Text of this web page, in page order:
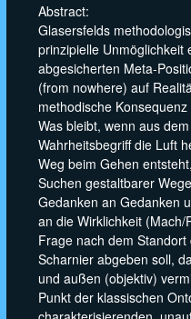
Abstract:
Glasersfelds
prinzipielle Unmöglichkeit
abgesicherten Meta-
(from nowhere) auf
methodische
Was bleibt, wenn aus
Wahrheitsbegriff die Luft
Weg beim Gehen
Suchen gestaltbarer
Gedanken an Gedanken
an die Wirklichkeit
Frage nach dem
Scharnier abgeben soll,
und außen (objektiv)
Punkt der klassischen